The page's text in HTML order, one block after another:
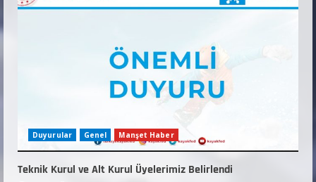
Duyurular Genel Manşet Haber
Teknik Kurul ve Alt Kurul Üyelerimiz Belirlendi